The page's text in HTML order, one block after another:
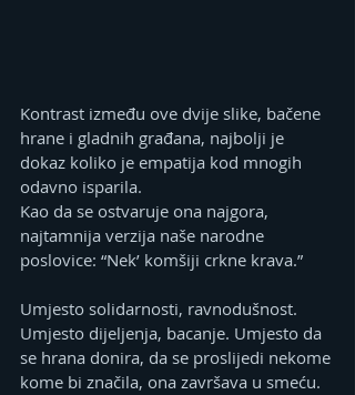
Kontrast između ove dvije slike, bačene
hrane i gladnih građana, najbolji je
dokaz koliko je empatija kod mnogih
odavno isparila.
Kao da se ostvaruje ona najgora,
najtamnija verzija naše narodne
poslovice: “Nek’ komšiji crkne krava.”
Umjesto solidarnosti, ravnodušnost.
Umjesto dijeljenja, bacanje. Umjesto da
se hrana donira, da se proslijedi nekome
kome bi značila, ona završava u smeću.